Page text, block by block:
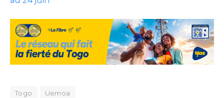
Togo Uemoa